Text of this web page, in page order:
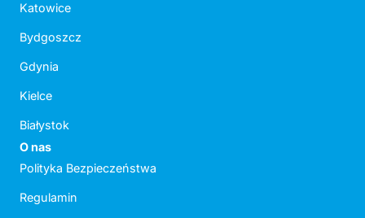
Katowice
Bydgoszcz
Gdynia
Kielce
Białystok
O nas
Polityka Bezpieczeństwa
Regulamin